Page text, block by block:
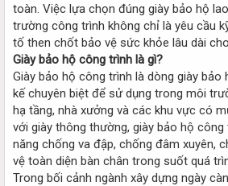
toàn. Việc lựa chọn đúng giày bảo hộ
trường công trình không chỉ là yêu cầu
tố then chốt bảo vệ sức khỏe lâu dài
Giày bảo hộ công trình là gì?
Giày bảo hộ công trình là dòng giày
kế chuyên biệt để sử dụng trong môi
hạ tầng, nhà xưởng và các khu vực có
với giày thông thường, giày bảo hộ
năng chống va đập, chống đâm xuyên,
vệ toàn diện bàn chân trong suốt quá
Trong bối cảnh ngành xây dựng ngày